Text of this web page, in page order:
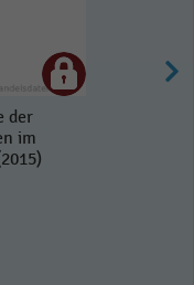
der
im